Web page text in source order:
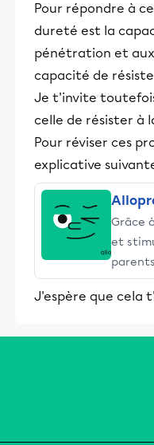
Pour répondre à
dureté est la
pénétration et
capacité de
Je t'invite
celle de résister à
Pour réviser ces
explicative
Grâce
et
J'espère que cela